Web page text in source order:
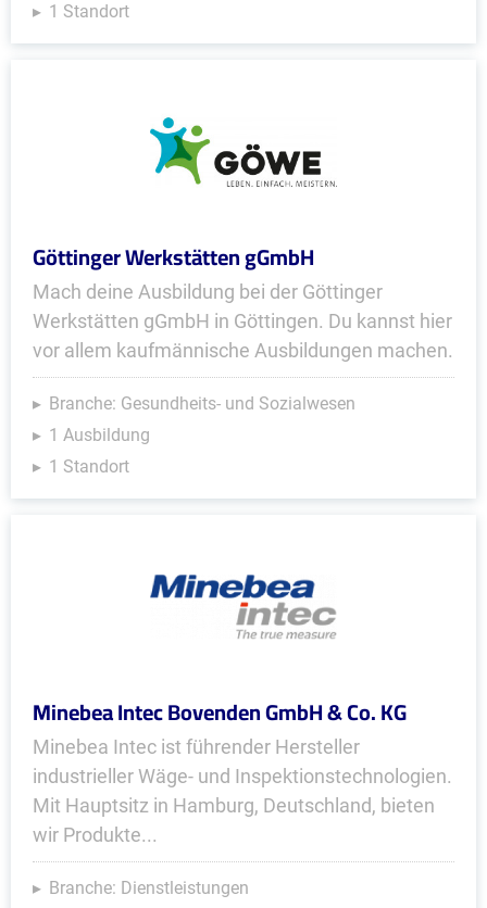
1 Standort
Göttinger Werkstätten gGmbH
Mach deine Ausbildung bei der Göttinger
Werkstätten gGmbH in Göttingen. Du kannst hier
vor allem kaufmännische Ausbildungen machen.
Branche: Gesundheits- und Sozialwesen
1 Ausbildung
1 Standort
Minebea Intec Bovenden GmbH & Co. KG
Minebea Intec ist führender Hersteller
industrieller Wäge- und Inspektionstechnologien.
Mit Hauptsitz in Hamburg, Deutschland, bieten
wir Produkte...
Branche: Dienstleistungen